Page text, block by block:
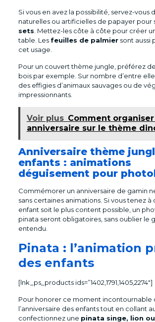
Si vous en avez la possibilité, servez-vous
naturelles ou artificielles de papayer pour
sets . Mettez-les côte à côte pour créer
table. Les feuilles de palmiersont aussi
cet usage.
Pour un couvert thème jungle, préférez
bois par exemple. Sur nombre d’entre
des effigies d’animaux sauvages ou de
impressionnants.
Voir plus Comment
anniversaire sur le thème
Anniversaire thème
enfants : animations
déguisement pour
Commémorer un anniversaire de gamin
sans certaines animations. Si vous tenez
enfant soit le plus content possible, un
pinata seront obligatoires, sans oublier le
entendu.
Pinata : l’animation
des enfants
[lnk_ps_products ids=”1402,1791,1405,2274″]
Pour honorer ce moment incontournable
l’anniversaire des enfants tout en collant
confectionnez une pinata singe, lion